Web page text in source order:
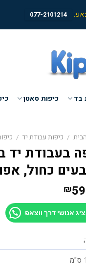
077-2101214
בד כיפות סאטן
/ כיפות עבודת יד /
בעבודת יד
כחול,
₪
אנושי דרך ווצאפ